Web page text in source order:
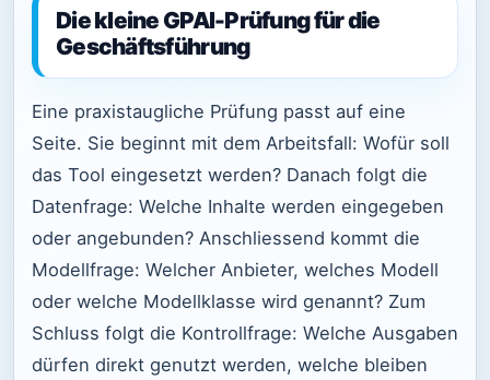
Die kleine GPAI-Prüfung für die
Geschäftsführung
Eine praxistaugliche Prüfung passt auf eine
Seite. Sie beginnt mit dem Arbeitsfall: Wofür soll
das Tool eingesetzt werden? Danach folgt die
Datenfrage: Welche Inhalte werden eingegeben
oder angebunden? Anschliessend kommt die
Modellfrage: Welcher Anbieter, welches Modell
oder welche Modellklasse wird genannt? Zum
Schluss folgt die Kontrollfrage: Welche Ausgaben
dürfen direkt genutzt werden, welche bleiben